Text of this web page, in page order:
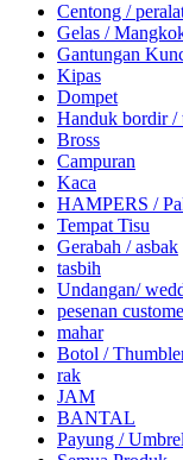
Centong /
Gelas /
Gantungan
Kipas
Dompet
Handuk bordir /
Bross
Campuran
Kaca
HAMPERS /
Tempat Tisu
Gerabah / asbak
tasbih
Undangan/
pesenan
mahar
Botol /
rak
JAM
BANTAL
Payung /